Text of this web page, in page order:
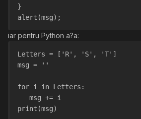
}
alert(msg);
iar pentru Python a?a:
Letters = ['R', 'S', 'T']
msg = ''
for i in Letters:
   msg += i
print(msg)